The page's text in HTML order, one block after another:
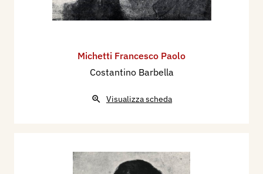
Michetti Francesco Paolo
Costantino Barbella
Visualizza scheda